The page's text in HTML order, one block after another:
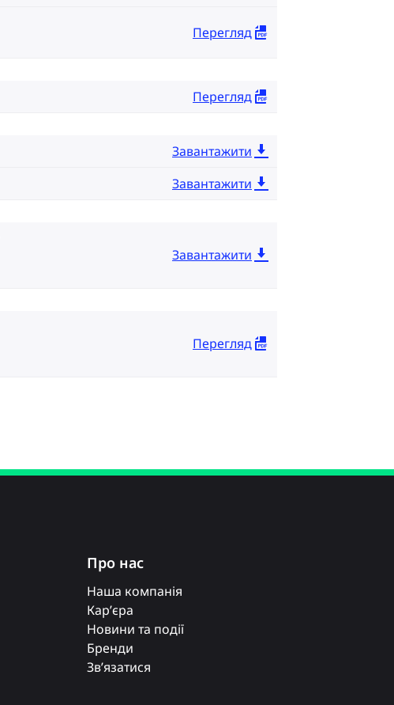
Перегляд
Перегляд
Завантажити
Завантажити
Завантажити
Перегляд
Про нас
Наша компанія
Кар’єра
Новини та події
Бренди
Зв’язатися